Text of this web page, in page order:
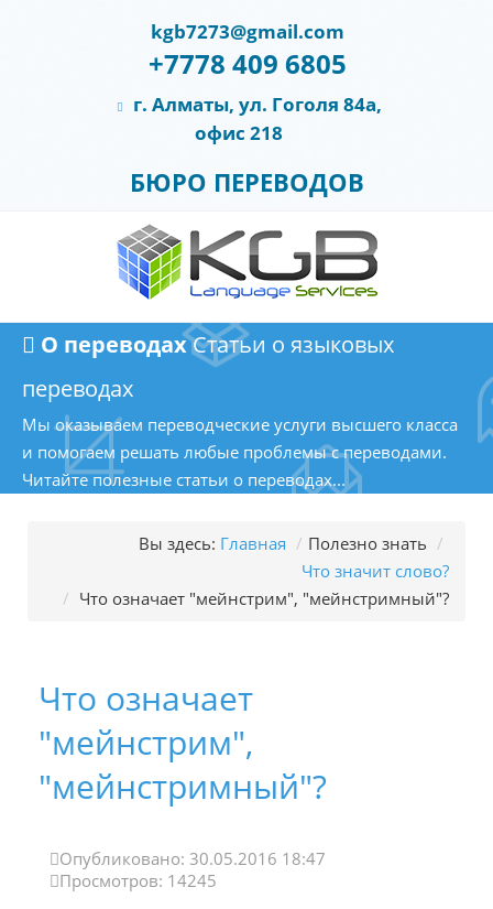
kgb7273@gmail.com
+7778 409 6805
г. Алматы, ул. Гоголя 84а,
офис 218
БЮРО ПЕРЕВОДОВ
О переводахСтатьи о языковых
переводах
Мы оказываем переводческие услуги высшего класса
и помогаем решать любые проблемы с переводами.
Читайте полезные статьи о переводах...
Вы здесь: Главная / Полезно знать /
Что значит слово?
/ Что означает "мейнстрим", "мейнстримный"?
Что означает
"мейнстрим",
"мейнстримный"?
Опубликовано: 30.05.2016 18:47
Просмотров: 14245